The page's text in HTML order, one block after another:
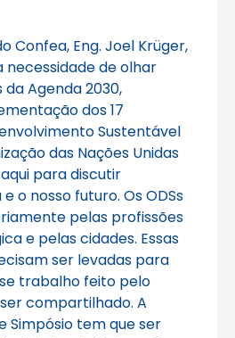
Confea, Eng. Joel Krüger,
necessidade de olhar
Agenda 2030,
dos 17
Sustentável
das Nações Unidas
para discutir
o nosso futuro. Os ODSs
pelas profissões
e pelas cidades. Essas
ser levadas para
trabalho feito pelo
compartilhado. A
Simpósio tem que ser